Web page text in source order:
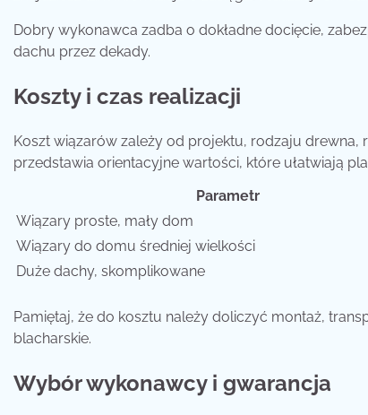
Dobry wykonawca zadba o dokładne docięcie,
dachu przez dekady.
Koszty i czas realizacji
Koszt wiązarów zależy od projektu, rodzaju
przedstawia orientacyjne wartości, które ułatwiają
Parametr
Wiązary proste, mały dom
Wiązary do domu średniej wielkości
Duże dachy, skomplikowane
Pamiętaj, że do kosztu należy doliczyć montaż,
blacharskie.
Wybór wykonawcy i gwarancja